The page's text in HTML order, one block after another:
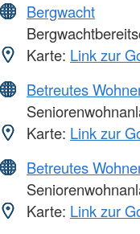
Bergwacht
Karte: Link zur
Betreutes
Karte: Link zur
Betreutes
Karte: Link zur